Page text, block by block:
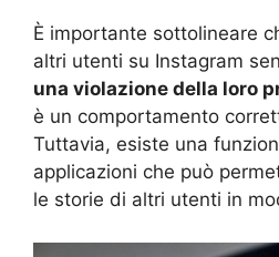
È importante sottolineare
altri utenti su Instagram
una violazione della loro
è un comportamento
Tuttavia, esiste una
applicazioni che può
le storie di altri utenti in